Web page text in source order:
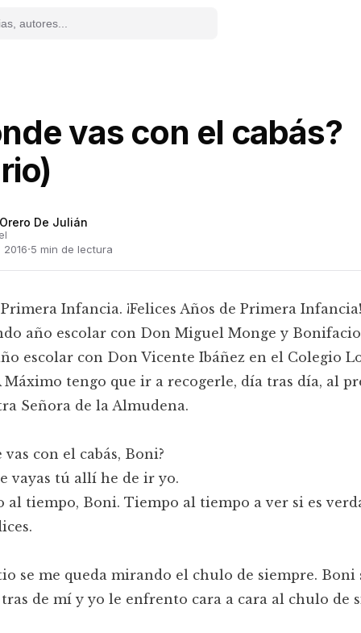
vas con el cabás?
De Julián
2016·5 min de lectura
Infancia. ¡Felices Años de Primera
año escolar con Don Miguel Monge y
escolar con Don Vicente Ibáñez en el Colegio
Máximo tengo que ir a recogerle, día tras día, al
Señora de la Almudena.
vas con el cabás, Boni?
vayas tú allí he de ir yo.
al tiempo, Boni. Tiempo al tiempo a ver si es
se me queda mirando el chulo de siempre. Boni
tras de mí y yo le enfrento cara a cara al chulo de